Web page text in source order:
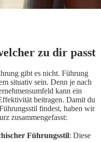
zu dir passt
gibt es nicht. Führung
situativ sein. Denn je nach
kann ein
beitragen. Damit du
findest, haben wir
zusammengefasst:
Führungsstil: Diese